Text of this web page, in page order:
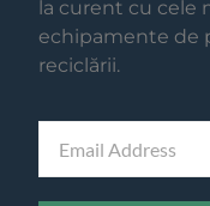
la curent cu cele
echipamente de
reciclării.